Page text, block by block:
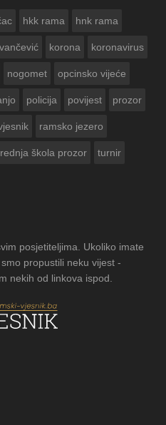
hkk rama hnk rama
korona koronavirus
nogomet opcinsko vijeće
policija povijest prozor
ramsko jezero
škola prozor turnir
posjetiteljima. Ukoliko imate
propustili neku vijest -
nekih od linkova ispod.